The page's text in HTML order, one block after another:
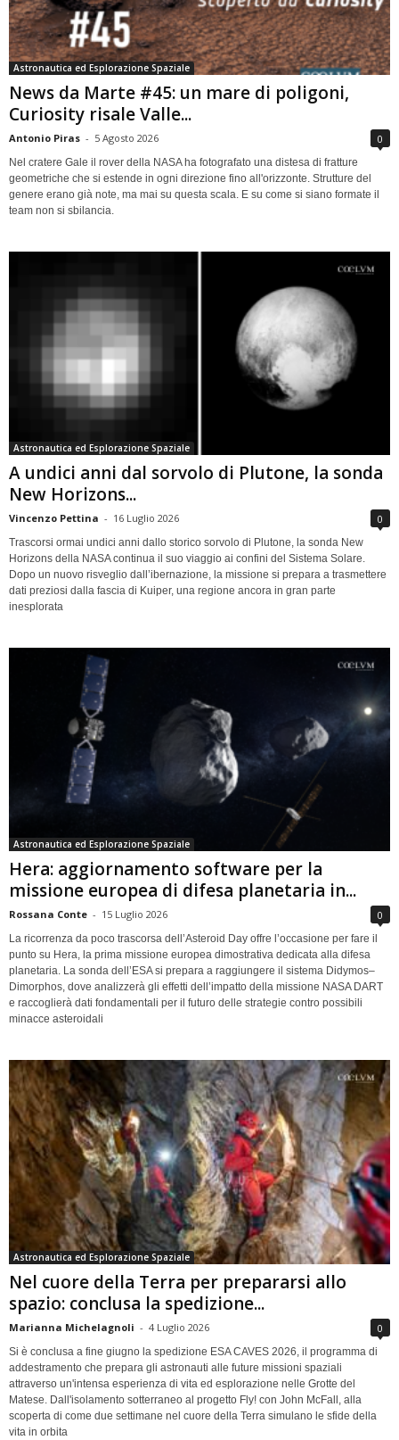
Astronautica ed Esplorazione Spaziale
News da Marte #45: un mare di poligoni,
Curiosity risale Valle...
Antonio Piras - 5 Agosto 2026 0
Nel cratere Gale il rover della NASA ha fotografato una distesa di fratture
geometriche che si estende in ogni direzione fino all'orizzonte. Strutture del
genere erano già note, ma mai su questa scala. E su come si siano formate il
team non si sbilancia.
Astronautica ed Esplorazione Spaziale
A undici anni dal sorvolo di Plutone, la sonda
New Horizons...
Vincenzo Pettina - 16 Luglio 2026 0
Trascorsi ormai undici anni dallo storico sorvolo di Plutone, la sonda New
Horizons della NASA continua il suo viaggio ai confini del Sistema Solare.
Dopo un nuovo risveglio dall’ibernazione, la missione si prepara a trasmettere
dati preziosi dalla fascia di Kuiper, una regione ancora in gran parte
inesplorata
Astronautica ed Esplorazione Spaziale
Hera: aggiornamento software per la
missione europea di difesa planetaria in...
Rossana Conte - 15 Luglio 2026 0
La ricorrenza da poco trascorsa dell’Asteroid Day offre l’occasione per fare il
punto su Hera, la prima missione europea dimostrativa dedicata alla difesa
planetaria. La sonda dell’ESA si prepara a raggiungere il sistema Didymos–
Dimorphos, dove analizzerà gli effetti dell’impatto della missione NASA DART
e raccoglierà dati fondamentali per il futuro delle strategie contro possibili
minacce asteroidali
Astronautica ed Esplorazione Spaziale
Nel cuore della Terra per prepararsi allo
spazio: conclusa la spedizione...
Marianna Michelagnoli - 4 Luglio 2026 0
Si è conclusa a fine giugno la spedizione ESA CAVES 2026, il programma di
addestramento che prepara gli astronauti alle future missioni spaziali
attraverso un'intensa esperienza di vita ed esplorazione nelle Grotte del
Matese. Dall'isolamento sotterraneo al progetto Fly! con John McFall, alla
scoperta di come due settimane nel cuore della Terra simulano le sfide della
vita in orbita